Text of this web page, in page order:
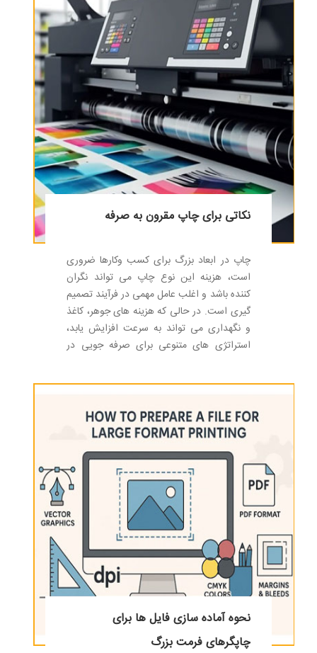
نکاتی برای چاپ مقرون به صرفه
چاپ در ابعاد بزرگ برای کسب وکارها ضروری
است، هزینه این نوع چاپ می تواند نگران
کننده باشد و اغلب عامل مهمی در فرآیند تصمیم
گیری است. در حالی که هزینه های جوهر، کاغذ
و نگهداری می تواند به سرعت افزایش یابد،
استراتژی های متنوعی برای صرفه جویی در
توانند برای مقرون به صرفه تر کردن چاپ در
نحوه آماده سازی فایل ها برای
چاپگرهای فرمت بزرگ